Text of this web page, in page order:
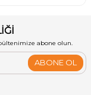
abone olun.
ABONE OL